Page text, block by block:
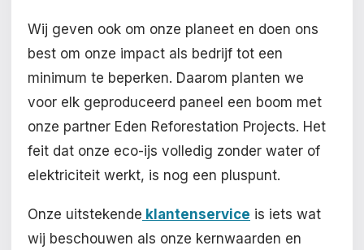
Wij geven ook om onze planeet en doen ons
best om onze impact als bedrijf tot een
minimum te beperken. Daarom planten we
voor elk geproduceerd paneel een boom met
onze partner Eden Reforestation Projects. Het
feit dat onze eco-ijs volledig zonder water of
elektriciteit werkt, is nog een pluspunt.
Onze uitstekende klantenservice is iets wat
wij beschouwen als onze kernwaarden en